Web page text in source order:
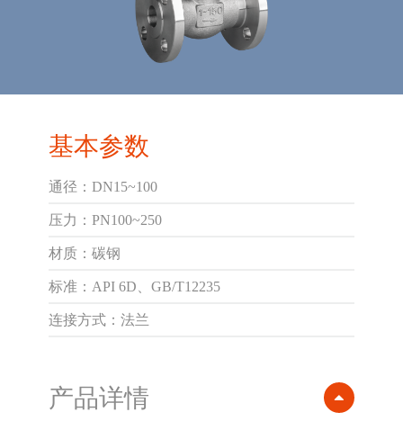
基本参数
通径：DN15~100
压力：PN100~250
材质：碳钢
标准：API 6D、GB/T12235
连接方式：法兰
产品详情